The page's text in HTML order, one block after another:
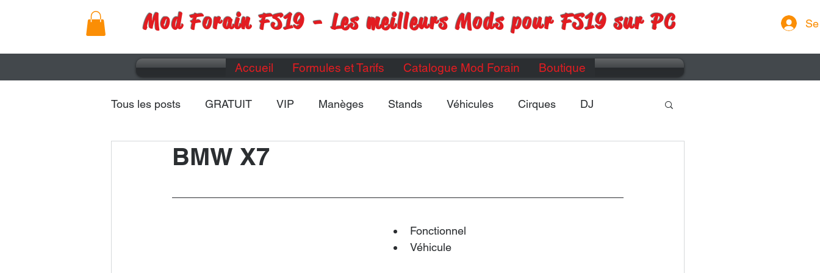
Mod Forain FS19 - Les meilleurs Mods pour FS19 sur PC
Accueil Formules et Tarifs Catalogue Mod Forain Boutique
Tous les posts GRATUIT VIP Manèges Stands Véhicules Cirques DJ
Remorques Caravanes
BMW X7
Fonctionnel
Véhicule